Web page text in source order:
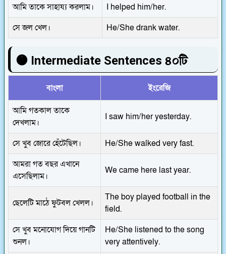
আমি তাকে সাহায্য করলাম।
I helped him/her.
সে জল খেল।
He/She drank water.
🟠 Intermediate Sentences ৪০টি
বাংলা ইংরেজি
আমি গতকাল তাকে
দেখলাম।
I saw him/her yesterday.
সে খুব জোরে হেঁটেছিল।
He/She walked very fast.
আমরা গত বছর এখানে
এসেছিলাম।
We came here last year.
ছেলেটি মাঠে ফুটবল খেলল।
The boy played football in the
field.
সে খুব মনোযোগ দিয়ে গানটি
শুনল।
He/She listened to the song
very attentively.